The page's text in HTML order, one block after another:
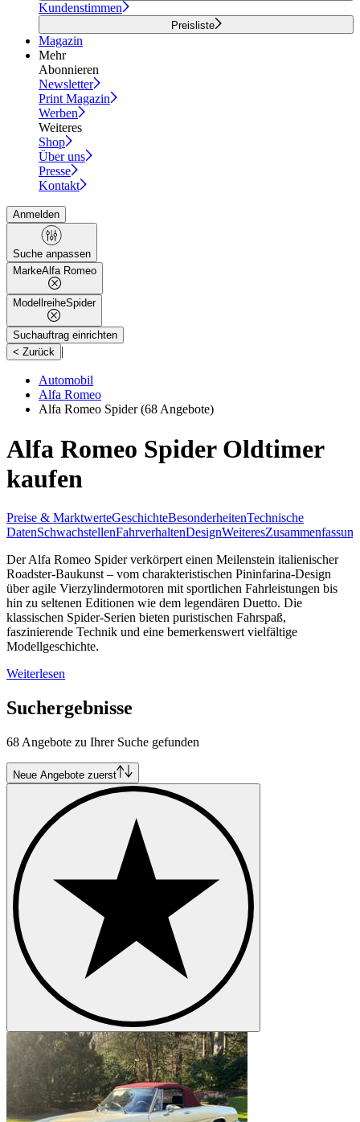
Kundenstimmen
Preisliste
Magazin
Mehr
Abonnieren
Newsletter
Print Magazin
Werben
Weiteres
Shop
Über uns
Presse
Kontakt
Anmelden
Suche anpassen
MarkeAlfa Romeo
ModellreiheSpider
Suchauftrag einrichten
< Zurück |
Automobil
Alfa Romeo
Alfa Romeo Spider(68 Angebote)
Alfa Romeo Spider Oldtimer
kaufen
Preise & MarktwerteGeschichteBesonderheitenTechnische
DatenSchwachstellenFahrverhaltenDesignWeiteresZusammenfassung
Der Alfa Romeo Spider verkörpert einen Meilenstein italienischer
Roadster-Baukunst – vom charakteristischen Pininfarina-Design
über agile Vierzylindermotoren mit sportlichen Fahrleistungen bis
hin zu seltenen Editionen wie dem legendären Duetto. Die
klassischen Spider-Serien bieten puristischen Fahrspaß,
faszinierende Technik und eine bemerkenswert vielfältige
Modellgeschichte.
Weiterlesen
Suchergebnisse
68 Angebote zu Ihrer Suche gefunden
Neue Angebote zuerst